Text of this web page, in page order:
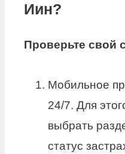
Иин?
Проверьте свой
Мобильное
24/7. Для
выбрать
статус